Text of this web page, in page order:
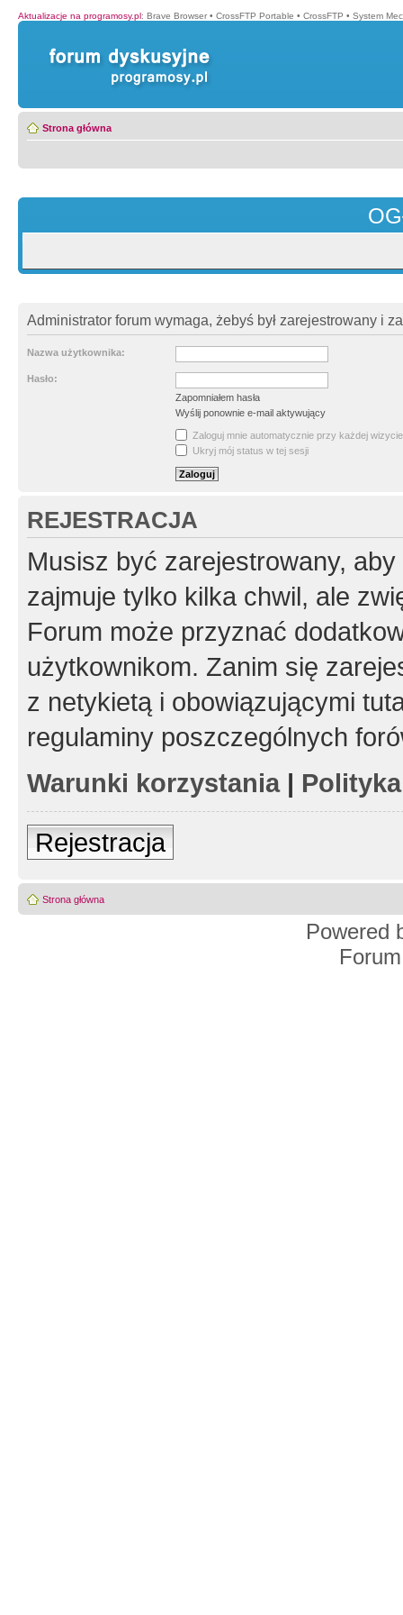
Aktualizacje na programosy.pl: Brave Browser • CrossFTP Portable • CrossFTP • System
Strona główna
Administrator forum wymaga, żebyś był zarejestrowany i
Nazwa użytkownika:
Hasło:
Zapomniałem hasła
Wyślij ponownie e-mail aktywujący
Zaloguj mnie automatycznie przy każdej wizycie
Ukryj mój status w tej sesji
REJESTRACJA
Musisz być zarejestrowany,
zajmuje tylko kilka chwil, ale
Forum może przyznać
użytkownikom. Zanim się
z netykietą i obowiązującymi
regulaminy poszczególnych
Warunki korzystania|
Rejestracja
Strona główna
Powered